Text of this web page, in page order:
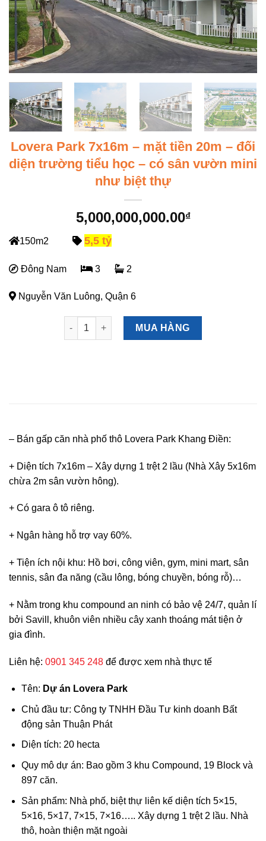
Lovera Park 7x16m – mặt tiền 20m – đối
diện trường tiểu học – có sân vườn mini
như biệt thự
5,000,000,000.00₫
150m2 5,5 tỷ
Đông Nam 3 2
Nguyễn Văn Luông, Quận 6
Lovera Park 7x16m - mặt tiền 20m - đối diện
MUA HÀNG
– Bán gấp căn nhà phố thô Lovera Park Khang Điền:
+ Diện tích 7x16m – Xây dựng 1 trệt 2 lầu (Nhà Xây 5x16m
chừa 2m sân vườn hông).
+ Có gara ô tô riêng.
+ Ngân hàng hỗ trợ vay 60%.
+ Tiện ích nội khu: Hồ bơi, công viên, gym, mini mart, sân
tennis, sân đa năng (cầu lông, bóng chuyền, bóng rỗ)…
+ Nằm trong khu compound an ninh có bảo vệ 24/7, quản lí
bởi Savill, khuôn viên nhiều cây xanh thoáng mát tiện ở
gia đình.
Liên hệ: 0901 345 248 để được xem nhà thực tế
Tên: Dự án Lovera Park
Chủ đầu tư: Công ty TNHH Đầu Tư kinh doanh Bất
động sản Thuận Phát
Diện tích: 20 hecta
Quy mô dự án: Bao gồm 3 khu Compound, 19 Block và
897 căn.
Sản phẩm: Nhà phố, biệt thự liên kế diện tích 5×15,
5×16, 5×17, 7×15, 7×16….. Xây dựng 1 trệt 2 lầu. Nhà
thô, hoàn thiện mặt ngoài